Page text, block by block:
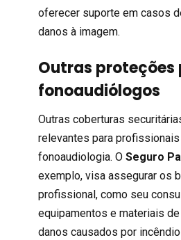
oferecer suporte em casos
danos à imagem.
Outras proteções
fonoaudiólogos
Outras coberturas
relevantes para
fonoaudiologia. O Seguro
exemplo, visa assegurar os
profissional, como seu
equipamentos e materiais
danos causados por